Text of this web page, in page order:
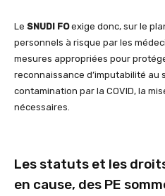
Le SNUDI FOexige donc, sur le
personnels à risque par les
mesures appropriées pour
reconnaissance d’imputabilité au
contamination par la COVID, la
nécessaires.
Les statuts et les
en cause, des PE